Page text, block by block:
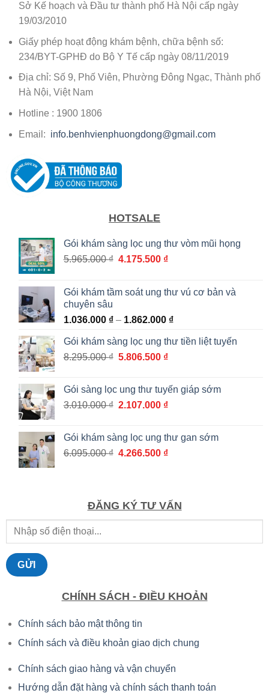
Sở Kế hoạch và Đầu tư thành phố Hà Nội cấp ngày
19/03/2010
Giấy phép hoạt động khám bệnh, chữa bệnh số:
234/BYT-GPHĐ do Bộ Y Tế cấp ngày 08/11/2019
Địa chỉ: Số 9, Phố Viên, Phường Đông Ngạc, Thành phố
Hà Nội, Việt Nam
Hotline : 1900 1806
Email: info.benhvienphuongdong@gmail.com
HOTSALE
Gói khám sàng lọc ung thư vòm mũi họng
5.965.000₫ Giá
5.965.000 ₫.
4.175.500 ₫Giá
là:
Gói khám tầm soát ung thư vú cơ bản và
chuyên sâu
1.036.000 ₫ – 1.862.000 ₫Khoảng
từ
Gói khám sàng lọc ung thư tiền liệt tuyến
8.295.000₫ Giá
8.295.000 ₫.
5.806.500 ₫Giá
là:
5.806.500 ₫.
Gói sàng lọc ung thư tuyến giáp sớm
3.010.000₫ Giá
3.010.000 ₫.
2.107.000 ₫Giá
là:
2.107.000 ₫.
Gói khám sàng lọc ung thư gan sớm
6.095.000₫ Giá
4.266.500 ₫Giá
4.266.500 ₫.
CHÍNH SÁCH - ĐIỀU KHOẢN
Chính sách bảo mật thông tin
Chính sách và điều khoản giao dịch chung
Chính sách giao hàng và vận chuyển
Hướng dẫn đặt hàng và chính sách thanh toán
ĐĂNG KÝ TƯ VẤN